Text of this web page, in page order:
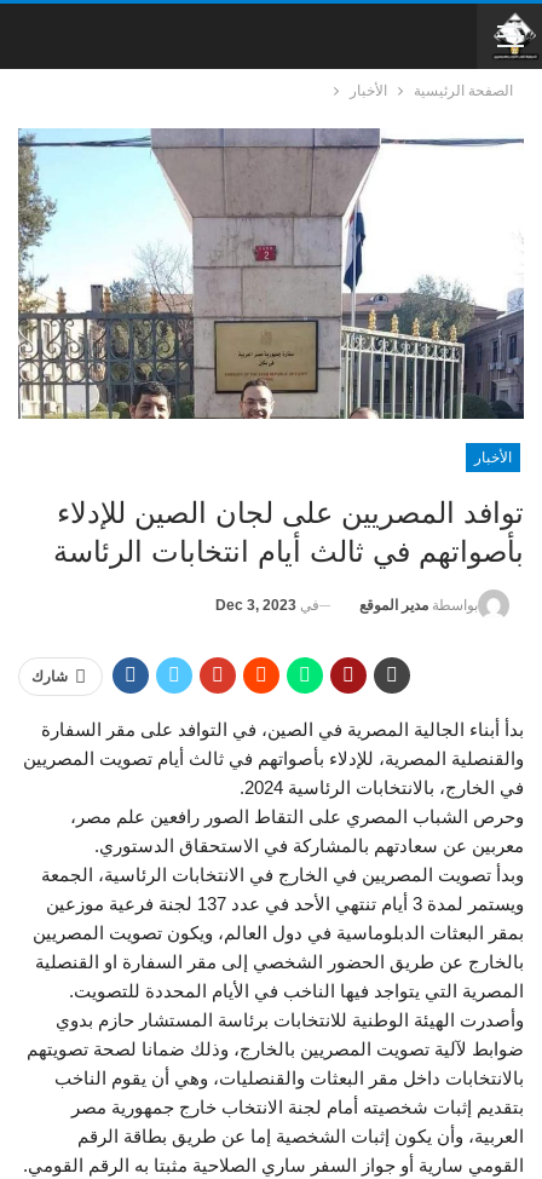
الصفحة الرئيسية الأخبار
الأخبار
توافد المصريين على لجان الصين للإدلاء
بأصواتهم في ثالث أيام انتخابات الرئاسة
بواسطة مدير الموقع في Dec 3, 2023
شارك
بدأ أبناء الجالية المصرية في الصين، في التوافد على مقر السفارة
والقنصلية المصرية، للإدلاء بأصواتهم في ثالث أيام تصويت المصريين
في الخارج، بالانتخابات الرئاسية 2024.
وحرص الشباب المصري على التقاط الصور رافعين علم مصر،
معربين عن سعادتهم بالمشاركة في الاستحقاق الدستوري.
وبدأ تصويت المصريين في الخارج في الانتخابات الرئاسية، الجمعة
ويستمر لمدة 3 أيام تنتهي الأحد في عدد 137 لجنة فرعية موزعين
بمقر البعثات الدبلوماسية في دول العالم، ويكون تصويت المصريين
بالخارج عن طريق الحضور الشخصي إلى مقر السفارة او القنصلية
المصرية التي يتواجد فيها الناخب في الأيام المحددة للتصويت.
وأصدرت الهيئة الوطنية للانتخابات برئاسة المستشار حازم بدوي
ضوابط لآلية تصويت المصريين بالخارج، وذلك ضمانا لصحة تصويتهم
بالانتخابات داخل مقر البعثات والقنصليات، وهي أن يقوم الناخب
بتقديم إثبات شخصيته أمام لجنة الانتخاب خارج جمهورية مصر
العربية، وأن يكون إثبات الشخصية إما عن طريق بطاقة الرقم
القومي سارية أو جواز السفر ساري الصلاحية مثبتا به الرقم القومي.